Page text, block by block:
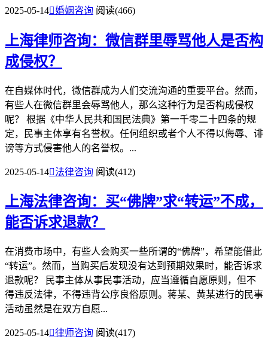
2025-05-14婚姻咨询 阅读(466)
上海律师咨询：微信群里辱骂他人是否构
成侵权？
在自媒体时代，微信群成为人们交流沟通的重要平台。然而，
有些人在微信群里会辱骂他人，那么这种行为是否构成侵权
呢？ 根据《中华人民共和国民法典》第一千零二十四条的规
定，民事主体享有名誉权。任何组织或者个人不得以侮辱、诽
谤等方式侵害他人的名誉权。...
2025-05-14法律咨询 阅读(412)
上海法律咨询：买“佛牌”求“转运”不成，
能否诉求退款？
在消费市场中，有些人会购买一些所谓的“佛牌”，希望能借此
“转运”。然而，当购买后发现没有达到预期效果时，能否诉求
退款呢？ 民事主体从事民事活动，应当遵循自愿原则，但不
得违反法律，不得违背公序良俗原则。蒋某、黄某进行的民事
活动虽然是在双方自愿...
2025-05-14律师咨询 阅读(417)